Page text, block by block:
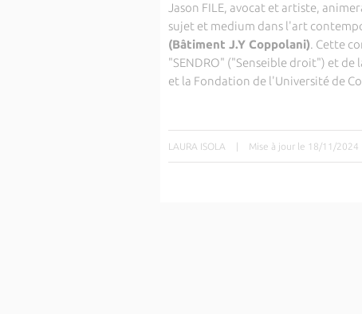
Jason FILE, avocat et artiste,
sujet et medium dans l'art
(Bâtiment J.Y Coppolani). Cette
"SENDRO" ("Senseible droit") et
et la Fondation de l'Université de
LAURA ISOLA | Mise à jour le 18/11/2024